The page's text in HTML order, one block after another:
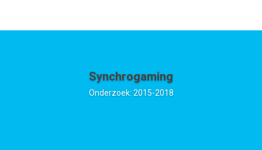
Synchrogaming
Onderzoek: 2015-2018